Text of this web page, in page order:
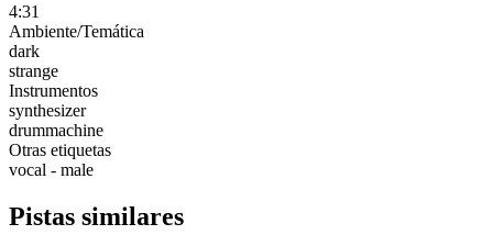
4:31
Ambiente/Temática
dark
strange
Instrumentos
synthesizer
drummachine
Otras etiquetas
vocal - male
Pistas similares